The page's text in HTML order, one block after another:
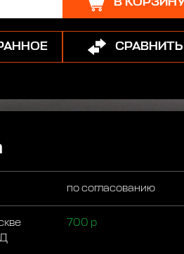
В
СРАВНИТЬ
по согласованию
700 р